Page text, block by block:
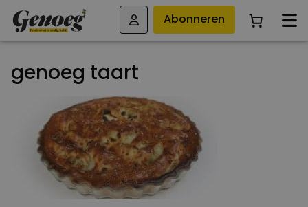
Abonneren
genoeg taart